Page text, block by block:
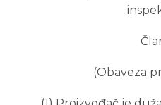
(Obaveza